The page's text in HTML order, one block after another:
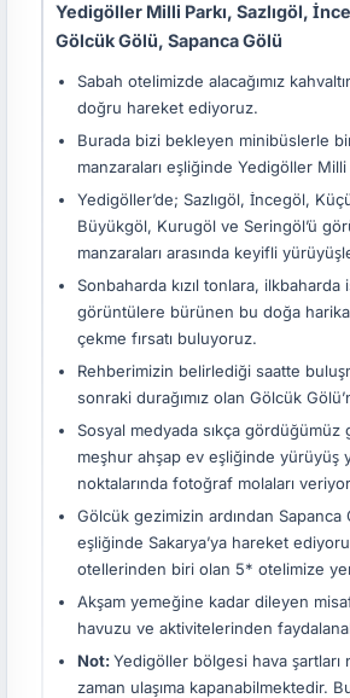
Yedigöller Milli Parkı, Sazlıgöl,
Gölcük Gölü, Sapanca Gölü
Sabah otelimizde alacağımız
doğru hareket ediyoruz.
Burada bizi bekleyen minibüslerle
manzaraları eşliğinde Yedigöller Milli
Yedigöller’de; Sazlıgöl, İncegöl,
Büyükgöl, Kurugöl ve Seringöl’ü
manzaraları arasında keyifli
Sonbaharda kızıl tonlara, ilkbaharda
görüntülere bürünen bu doğa
çekme fırsatı buluyoruz.
Rehberimizin belirlediği saatte
sonraki durağımız olan Gölcük
Sosyal medyada sıkça gördüğümüz
meşhur ahşap ev eşliğinde yürüyüş
noktalarında fotoğraf molaları
Gölcük gezimizin ardından Sapanca
eşliğinde Sakarya’ya hareket
otellerinden biri olan 5* otelimize
Akşam yemeğine kadar dileyen
havuzu ve aktivitelerinden
Not:Yedigöller bölgesi hava şartları
zaman ulaşıma kapanabilmektedir.